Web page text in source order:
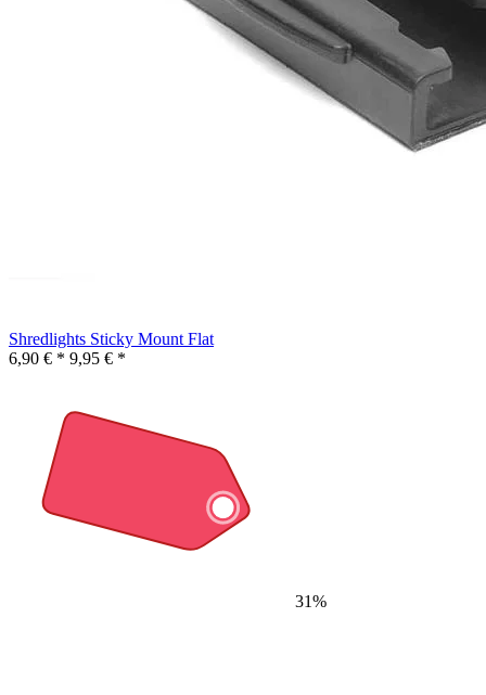
Shredlights Sticky Mount Flat
6,90 € * 9,95 € *
31%